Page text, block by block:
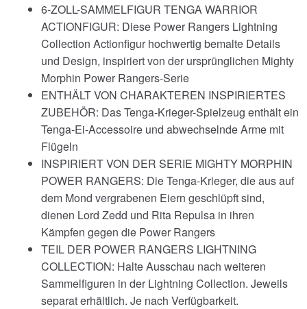
6-ZOLL-SAMMELFIGUR TENGA WARRIOR
ACTIONFIGUR: Diese Power Rangers Lightning
Collection Actionfigur hochwertig bemalte Details
und Design, inspiriert von der ursprünglichen Mighty
Morphin Power Rangers-Serie
ENTHÄLT VON CHARAKTEREN INSPIRIERTES
ZUBEHÖR: Das Tenga-Krieger-Spielzeug enthält ein
Tenga-Ei-Accessoire und abwechselnde Arme mit
Flügeln
INSPIRIERT VON DER SERIE MIGHTY MORPHIN
POWER RANGERS: Die Tenga-Krieger, die aus auf
dem Mond vergrabenen Eiern geschlüpft sind,
dienen Lord Zedd und Rita Repulsa in ihren
Kämpfen gegen die Power Rangers
TEIL DER POWER RANGERS LIGHTNING
COLLECTION: Halte Ausschau nach weiteren
Sammelfiguren in der Lightning Collection. Jeweils
separat erhältlich. Je nach Verfügbarkeit.